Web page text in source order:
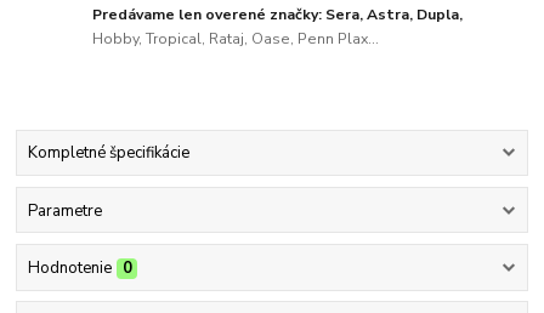
Predávame len overené značky: Sera, Astra, Dupla,
Hobby, Tropical, Rataj, Oase, Penn Plax...
Kompletné špecifikácie
Parametre
Hodnotenie 0